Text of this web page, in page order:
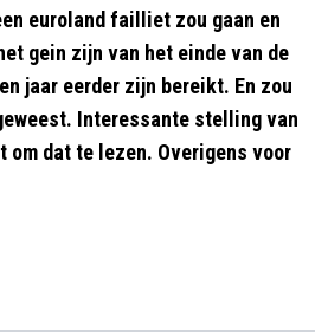
euroland failliet zou gaan en
gein zijn van het einde van de
jaar eerder zijn bereikt. En zou
Interessante stelling van
om dat te lezen. Overigens voor